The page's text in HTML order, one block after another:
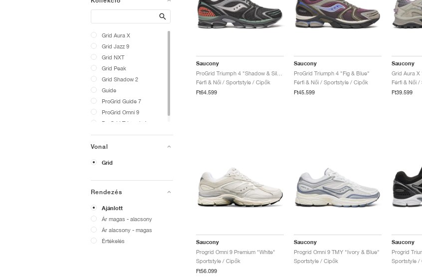
Search
Grid Aura X
Grid Jazz 9
Grid NXT
Grid Peak
Grid Shadow 2
Guide
ProGrid Guide 7
ProGrid Omni 9
ProGrid Triumph 4
Vonal
Grid
Rendezés
Ajánlott
Ár magas - alacsony
Ár alacsony - magas
Értékelés
Saucony
Férfi & Női / Sportstyle / Cipők
Ft64.599
Saucony
ProGrid Triumph 4 "Fig & Blue"
Férfi & Női / Sportstyle / Cipők
Ft45.599
Saucony
Grid Aura X
Férfi & Női
Ft39.599
Saucony
Progrid Omni 9 Premium "White"
Sportstyle / Cipők
Ft56.099
Saucony
Progrid Omni 9 TMY "Ivory & Blue"
Sportstyle / Cipők
Saucony
Sportstyle /